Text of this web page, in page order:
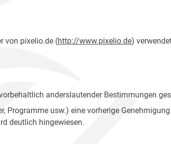
von pixelio.de (http://www.pixelio.de)
anderslautender Bestimmungen
usw.) eine vorherige
deutlich hingewiesen.